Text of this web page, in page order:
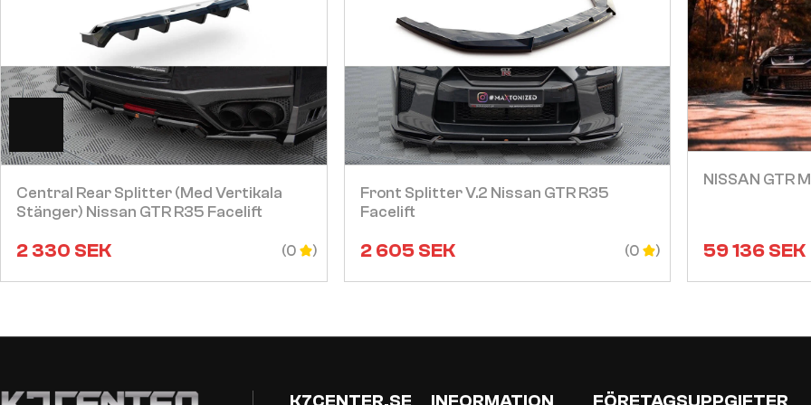
Central Rear Splitter (med Vertikala
Stänger) Nissan GTR R35 Facelift
2 330 SEK (0
Visa
Front Splitter V.2 Nissan GTR R35
Facelift
2 605SEK (0
Visa
NISSAN GTR
59 136SEK
K7CENTER.SE INFORMATION FÖRETAGSUPPGIFTER